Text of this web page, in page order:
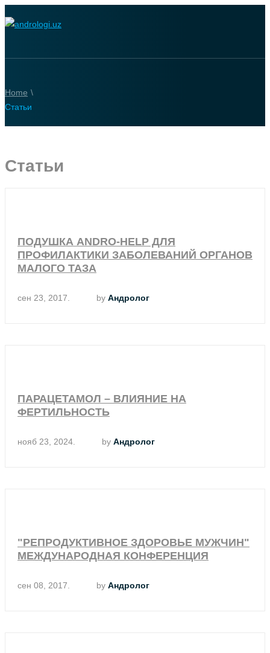
Home \
Статьи
Статьи
ПОДУШКА ANDRO-HELP ДЛЯ
ПРОФИЛАКТИКИ ЗАБОЛЕВАНИЙ ОРГАНОВ
МАЛОГО ТАЗА
сен 23, 2017. by Андролог
ПАРАЦЕТАМОЛ – ВЛИЯНИЕ НА
ФЕРТИЛЬНОСТЬ
нояб 23, 2024. by Андролог
"РЕПРОДУКТИВНОЕ ЗДОРОВЬЕ МУЖЧИН"
МЕЖДУНАРОДНАЯ КОНФЕРЕНЦИЯ
сен 08, 2017. by Андролог